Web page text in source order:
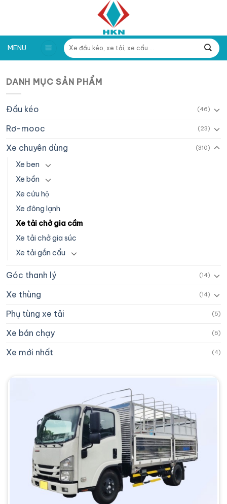
MENU
Tìm
kiếm:
DANH MỤC SẢN PHẨM
Đầu kéo (46)
Rơ-mooc (23)
Xe chuyên dùng (310)
Xe ben
Xe bồn
Xe cứu hộ
Xe đông lạnh
Xe tải chở gia cầm
Xe tải chở gia súc
Xe tải gắn cẩu
Góc thanh lý (14)
Xe thùng (14)
Phụ tùng xe tải (5)
Xe bán chạy (6)
Xe mới nhất (4)